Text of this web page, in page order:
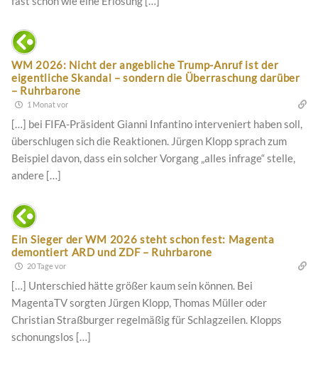
WM 2026: Nicht der angebliche Trump-Anruf ist der
eigentliche Skandal – sondern die Überraschung darüber
– Ruhrbarone
1 Monat vor
[…] bei FIFA-Präsident Gianni Infantino interveniert haben soll,
überschlugen sich die Reaktionen. Jürgen Klopp sprach zum
Beispiel davon, dass ein solcher Vorgang „alles infrage“ stelle,
andere […]
Ein Sieger der WM 2026 steht schon fest: Magenta
demontiert ARD und ZDF – Ruhrbarone
20 Tage vor
[…] Unterschied hätte größer kaum sein können. Bei
MagentaTV sorgten Jürgen Klopp, Thomas Müller oder
Christian Straßburger regelmäßig für Schlagzeilen. Klopps
schonungslos […]